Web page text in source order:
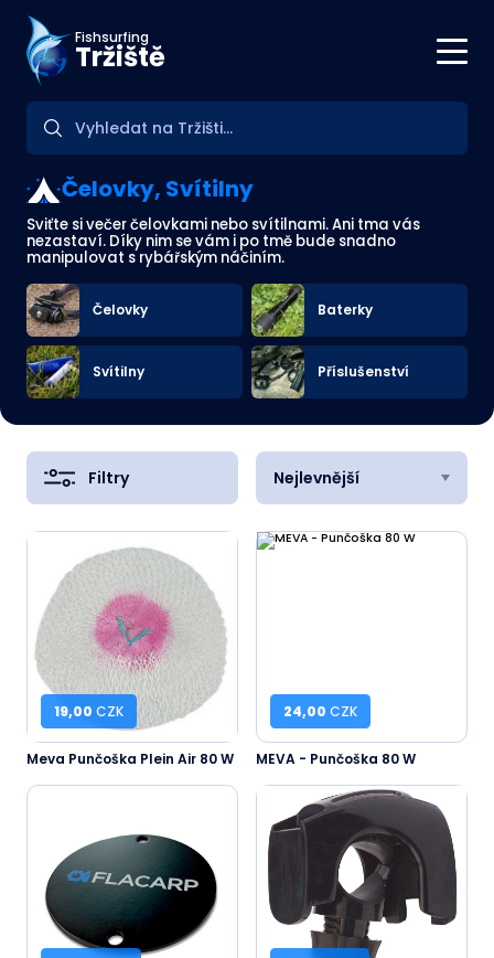
Fishsurfing
Tržiště
Čelovky, Svítilny
Sviťte si večer čelovkami nebo svítilnami. Ani tma vás
nezastaví. Díky nim se vám i po tmě bude snadno
manipulovat s rybářským náčiním.
Čelovky Baterky
Svítilny Příslušenství
Filtry Nejlevnější
19,00 CZK
Meva Punčoška Plein Air 80 W
24,00 CZK
MEVA - Punčoška 80 W